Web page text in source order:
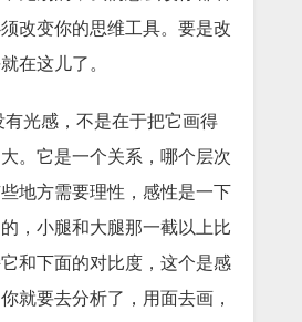
改变你的思维工具。要是改
在这儿了。
光感，不是在于把它画得
。它是一个关系，哪个层次
地方需要理性，感性是一下
，小腿和大腿那一截以上比
和下面的对比度，这个是感
就要去分析了，用面去画，